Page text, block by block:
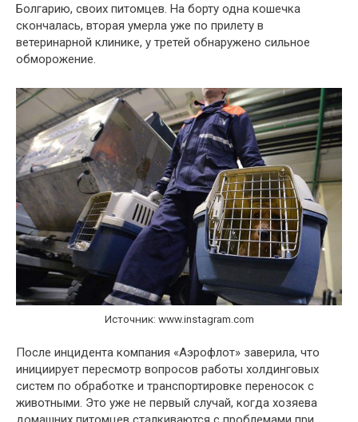
Болгарию, своих питомцев. На борту одна кошечка
скончалась, вторая умерла уже по прилету в
ветеринарной клинике, у третей обнаружено сильное
обморожение.
Источник: www.instagram.com
После инцидента компания «Аэрофлот» заверила, что
инициирует пересмотр вопросов работы холдинговых
систем по обработке и транспортировке переносок с
животными. Это уже не первый случай, когда хозяева